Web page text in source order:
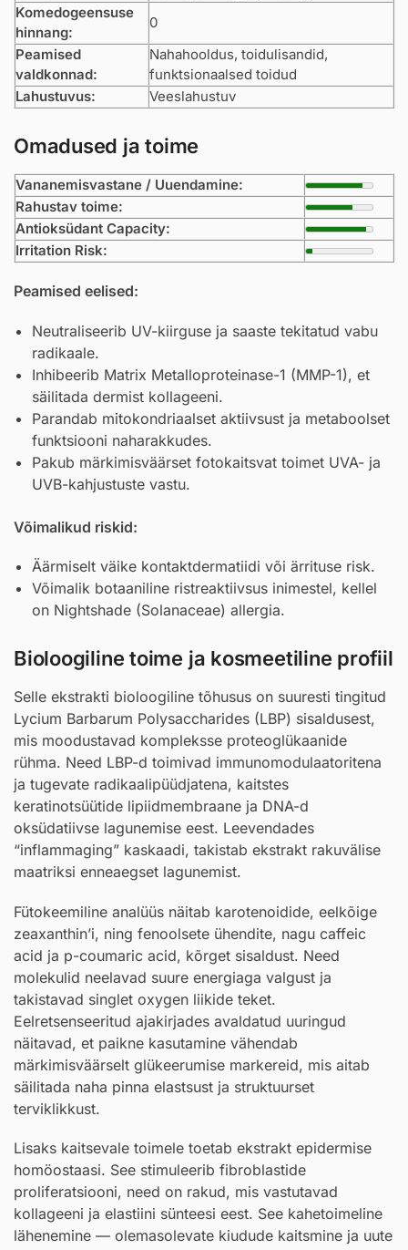
Komedogeensuse
hinnang:
0
Peamised
valdkonnad:
Nahahooldus, toidulisandid,
funktsionaalsed toidud
Lahustuvus:
Veeslahustuv
Omadused ja toime
Vananemisvastane / Uuendamine:
Rahustav toime:
Antioksüdant Capacity:
Irritation Risk:
Peamised eelised:
Neutraliseerib UV-kiirguse ja saaste tekitatud vabu
radikaale.
Inhibeerib Matrix Metalloproteinase-1 (MMP-1), et
säilitada dermist kollageeni.
Parandab mitokondriaalset aktiivsust ja metaboolset
funktsiooni naharakkudes.
Pakub märkimisväärset fotokaitsvat toimet UVA- ja
UVB-kahjustuste vastu.
Võimalikud riskid:
Äärmiselt väike kontaktdermatiidi või ärrituse risk.
Võimalik botaaniline ristreaktiivsus inimestel, kellel
on Nightshade (Solanaceae) allergia.
Bioloogiline toime ja kosmeetiline profiil
Selle ekstrakti bioloogiline tõhusus on suuresti tingitud
Lycium Barbarum Polysaccharides (LBP) sisaldusest,
mis moodustavad kompleksse proteoglükaanide
rühma. Need LBP-d toimivad immunomodulaatoritena
ja tugevate radikaalipüüdjatena, kaitstes
keratinotsüütide lipiidmembraane ja DNA-d
oksüdatiivse lagunemise eest. Leevendades
“inflammaging” kaskaadi, takistab ekstrakt rakuvälise
maatriksi enneaegset lagunemist.
Fütokeemiline analüüs näitab karotenoidide, eelkõige
zeaxanthin’i, ning fenoolsete ühendite, nagu caffeic
acid ja p-coumaric acid, kõrget sisaldust. Need
molekulid neelavad suure energiaga valgust ja
takistavad singlet oxygen liikide teket.
Eelretsenseeritud ajakirjades avaldatud uuringud
näitavad, et paikne kasutamine vähendab
märkimisväärselt glükeerumise markereid, mis aitab
säilitada naha pinna elastsust ja struktuurset
terviklikkust.
Lisaks kaitsevale toimele toetab ekstrakt epidermise
homöostaasi. See stimuleerib fibroblastide
proliferatsiooni, need on rakud, mis vastutavad
kollageeni ja elastiini sünteesi eest. See kahetoimeline
lähenemine — olemasolevate kiudude kaitsmine ja uute